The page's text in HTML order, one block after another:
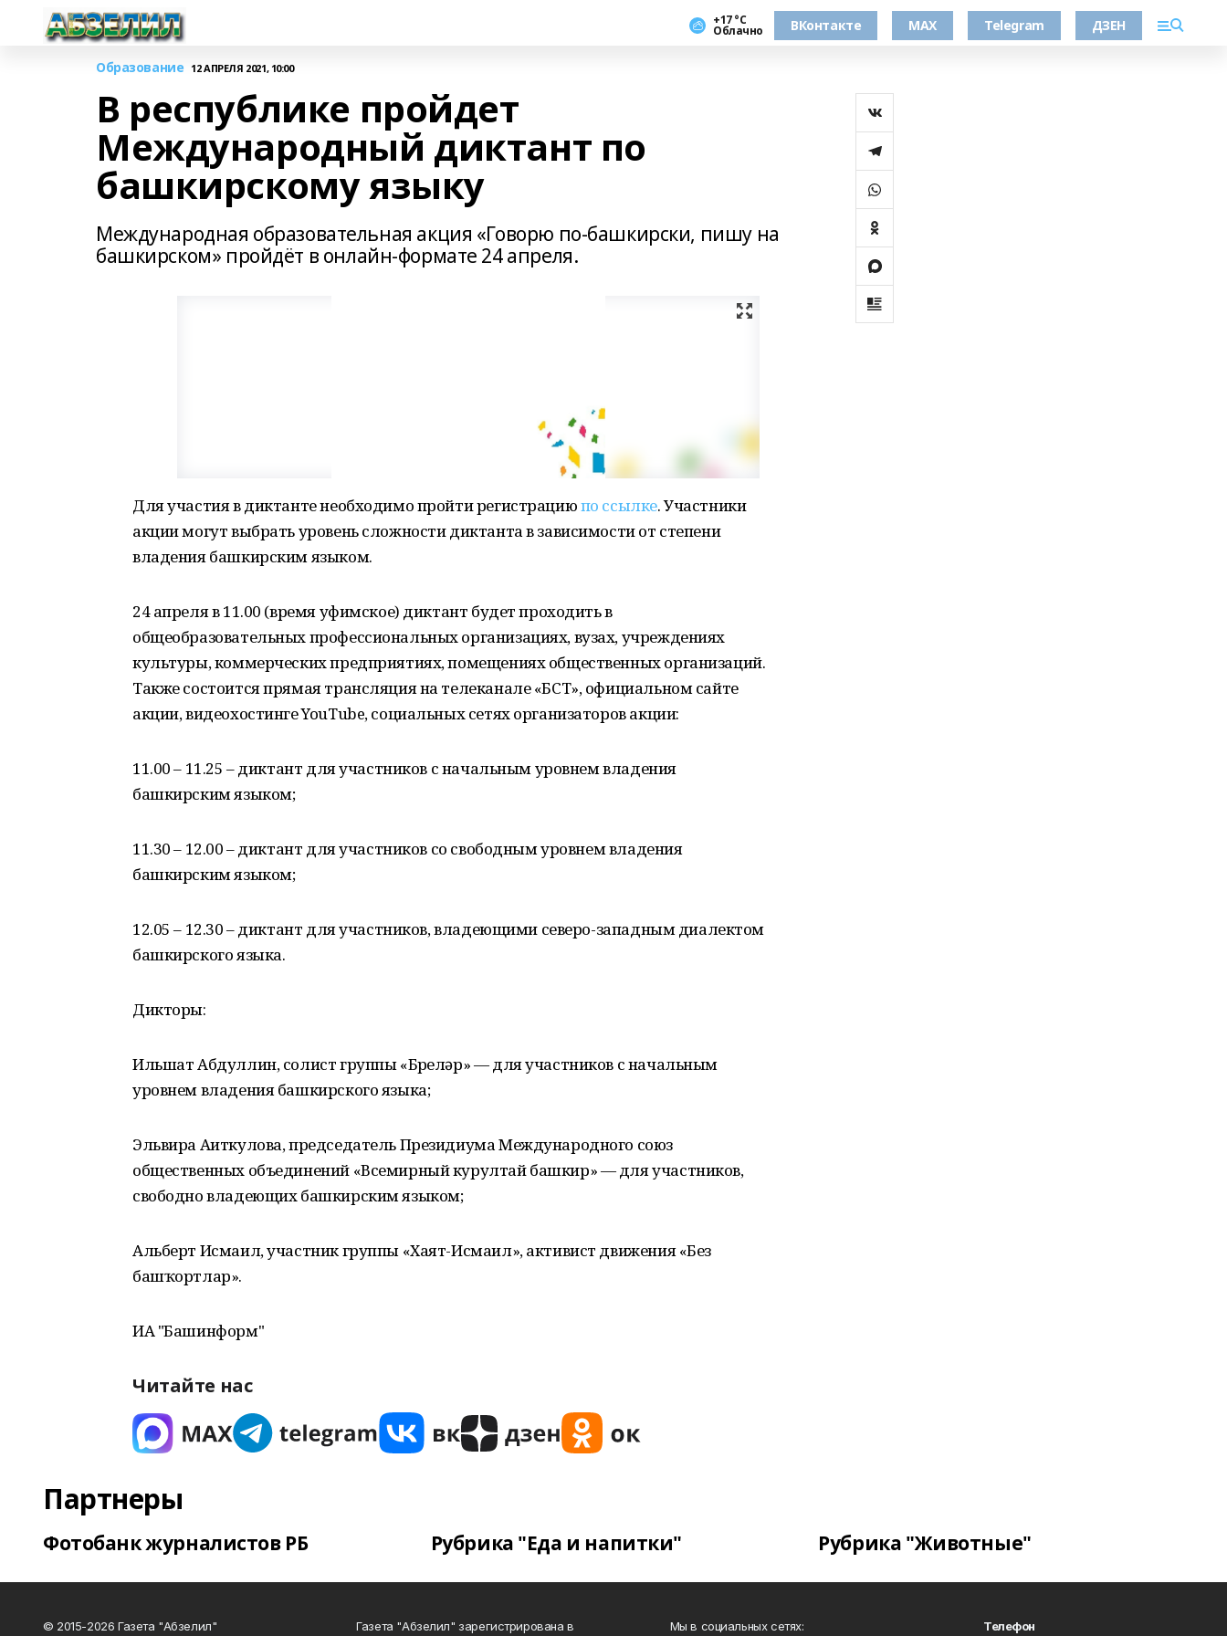
+17 °С
Облачно ВКонтакте MAX Telegram ДЗЕН
Образование 12 АПРЕЛЯ 2021, 10:00
В республике пройдет
Международный диктант по
башкирскому языку
Международная образовательная акция «Говорю по-башкирски, пишу на
башкирском» пройдёт в онлайн-формате 24 апреля.
Для участия в диктанте необходимо пройти регистрациюпо ссылке. Участники
акции могут выбрать уровень сложности диктанта в зависимости от степени
владения башкирским языком.
24 апреля в 11.00 (время уфимское) диктант будет проходить в
общеобразовательных профессиональных организациях, вузах, учреждениях
культуры, коммерческих предприятиях, помещениях общественных организаций.
Также состоится прямая трансляция на телеканале «БСТ», официальном сайте
акции, видеохостинге YouTube, социальных сетях организаторов акции:
11.00 – 11.25 – диктант для участников с начальным уровнем владения
башкирским языком;
11.30 – 12.00 – диктант для участников со свободным уровнем владения
башкирским языком;
12.05 – 12.30 – диктант для участников, владеющими северо-западным диалектом
башкирского языка.
Дикторы:
Ильшат Абдуллин, солист группы «Бүреләр» — для участников с начальным
уровнем владения башкирского языка;
Эльвира Аиткулова, председатель Президиума Международного союз
общественных объединений «Всемирный курултай башкир» — для участников,
свободно владеющих башкирским языком;
Альберт Исмаил, участник группы «Хаят-Исмаил», активист движения «Без
башҡортлар».
ИА "Башинформ"
Читайте нас
Партнеры
Фотобанк журналистов РБ Рубрика "Еда и напитки" Рубрика "Животные"
© 2015-2026 Газета "Абзелил"
Газета "Абзелил" зарегистрирована в
Мы в социальных сетях:
Телефон